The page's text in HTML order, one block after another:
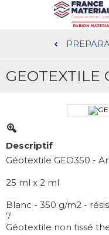
au
contenu
GEOTEXTILE
Descriptif
Géotextile GEO350 -
25 ml x 2 ml
Blanc - 350 g/m2 -
7
Géotextile non tissé